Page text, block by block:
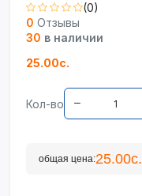
(0)
0 Отзывы
30 в наличии
25.00с.
Кол-во
общая цена:25.00с.